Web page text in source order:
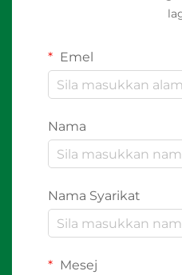
Emel
Nama
Nama Syarikat
Mesej